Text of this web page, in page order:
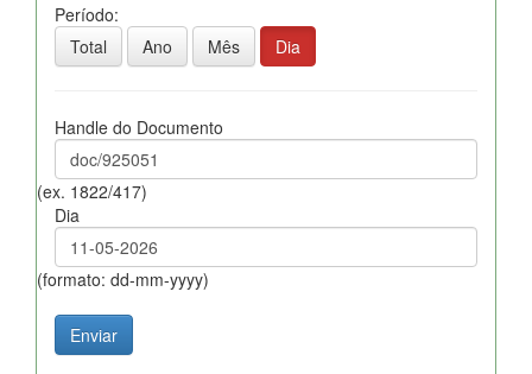
Período:
Total
Ano Mês Dia
Handle do Documento
(ex. 1822/417)
Dia
(formato: dd-mm-yyyy)